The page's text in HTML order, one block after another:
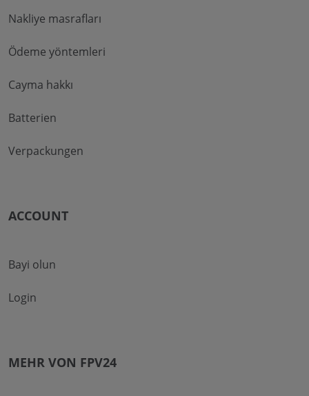
Nakliye masrafları
Ödeme yöntemleri
Cayma hakkı
Batterien
Verpackungen
ACCOUNT
Bayi olun
Login
MEHR VON FPV24